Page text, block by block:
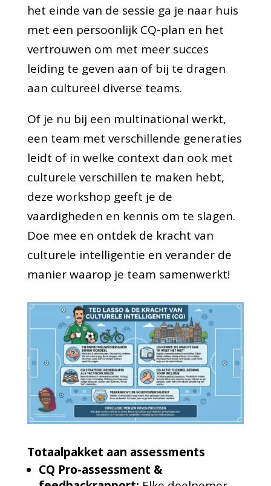
het einde van de sessie ga je naar huis
met een persoonlijk CQ-plan en het
vertrouwen om met meer succes
leiding te geven aan of bij te dragen
aan cultureel diverse teams.
Of je nu bij een multinational werkt,
een team met verschillende generaties
leidt of in welke context dan ook met
culturele verschillen te maken hebt,
deze workshop geeft je de
vaardigheden en kennis om te slagen.
Doe mee en ontdek de kracht van
culturele intelligentie en verander de
manier waarop je team samenwerkt!
Totaalpakket aan assessments
CQ Pro-assessment &